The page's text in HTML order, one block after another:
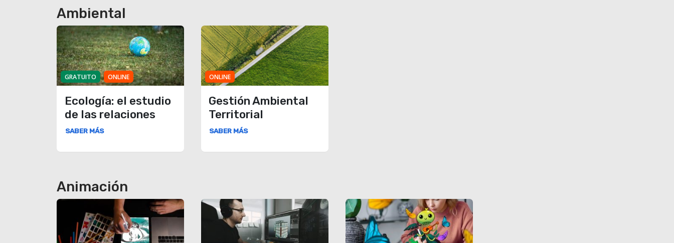
Ambiental
GRATUITO ONLINE
Ecología: el estudio
de las relaciones
SABER MÁS
ONLINE
Gestión Ambiental
Territorial
SABER MÁS
Animación